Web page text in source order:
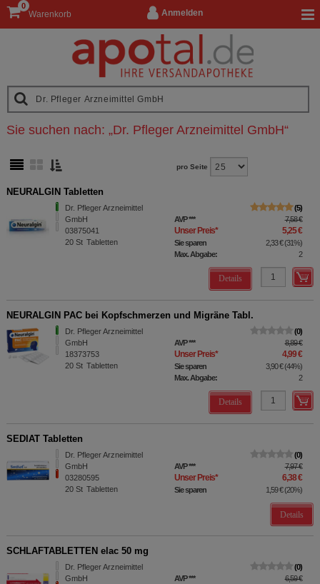
Anmelden
Warenkorb
0
Sie suchen nach: „Dr. Pfleger Arzneimittel GmbH“
pro Seite
NEURALGIN Tabletten
Dr. Pfleger Arzneimittel
GmbH
03875041
20 St Tabletten
5
AVP*** 7,58 €
Unser Preis* 5,25 €
Sie sparen 2,33 €(31%)
Max. Abgabe:
2
Details
NEURALGIN PAC bei Kopfschmerzen und Migräne Tabl.
Dr. Pfleger Arzneimittel
GmbH
18373753
20 St Tabletten
0
AVP*** 8,89 €
Unser Preis* 4,99 €
Sie sparen 3,90 €(44%)
Max. Abgabe:
2
Details
SEDIAT Tabletten
Dr. Pfleger Arzneimittel
GmbH
03280595
20 St Tabletten
0
AVP*** 7,97 €
Unser Preis* 6,38 €
Sie sparen 1,59 €(20%)
Details
SCHLAFTABLETTEN elac 50 mg
Dr. Pfleger Arzneimittel
GmbH
0
AVP*** 6,59 €